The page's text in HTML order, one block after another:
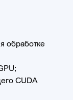
обработке
CUDA